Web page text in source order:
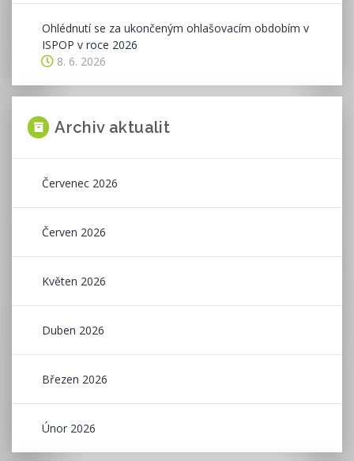
Ohlédnutí se za ukončeným ohlašovacím obdobím v
ISPOP v roce 2026
8. 6. 2026
Archiv aktualit
Červenec 2026
Červen 2026
Květen 2026
Duben 2026
Březen 2026
Únor 2026